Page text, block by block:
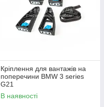
Кріплення для вантажів на
поперечини BMW 3 series
G21
В наявності